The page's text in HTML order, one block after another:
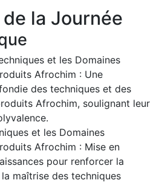
la Journée
et les Domaines
Afrochim : Une
des techniques et des
Afrochim, soulignant leur
et les Domaines
Afrochim : Mise en
pour renforcer la
maîtrise des techniques